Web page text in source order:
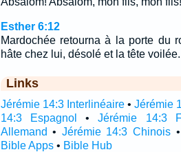
Esther 6:12
Mardochée retourna à la porte du
hâte chez lui, désolé et la tête voilée.
Links
Jérémie 14:3 Interlinéaire• Jérémie
14:3 Espagnol
•Jérémie 14:3
Allemand • Jérémie 14:3 Chinois
Bible Apps• Bible Hub